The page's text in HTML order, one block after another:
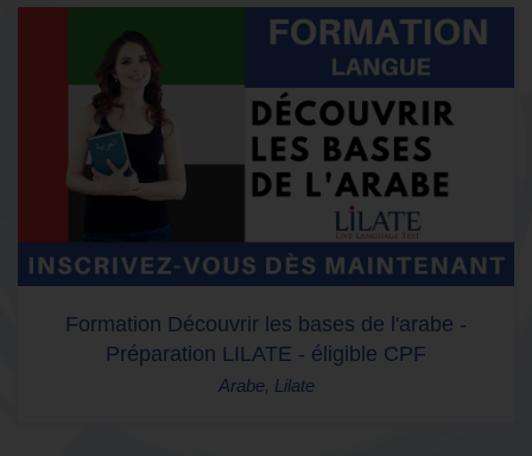
Formation Découvrir les bases de l'espagnol -
Préparation LILATE - éligible CPF
Espagnol,Lilate